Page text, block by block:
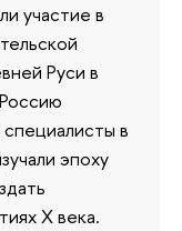
участие в
Руси в
в
эпоху
X века.